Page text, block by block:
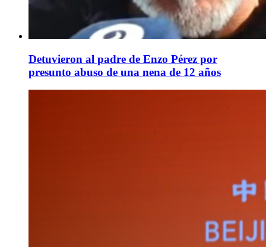
Detuvieron al padre de Enzo Pérez por
presunto abuso de una nena de 12 años